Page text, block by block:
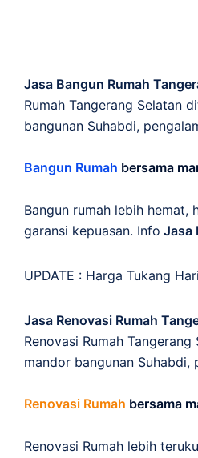
Jasa Bangun Rumah
Rumah Tangerang Selatan
bangunan Suhabdi,
Bangun Rumah bersama
Bangun rumah lebih hemat,
garansi kepuasan. Info Jasa
UPDATE : Harga Tukang
Jasa Renovasi Rumah
Renovasi Rumah
mandor bangunan Suhabdi,
Renovasi Rumah bersama
Renovasi Rumah lebih